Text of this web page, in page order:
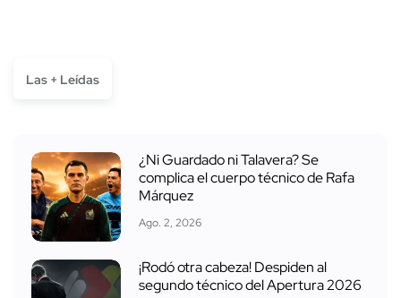
Las + Leídas
¿Ni Guardado ni Talavera? Se
complica el cuerpo técnico de Rafa
Márquez
Ago. 2, 2026
¡Rodó otra cabeza! Despiden al
segundo técnico del Apertura 2026